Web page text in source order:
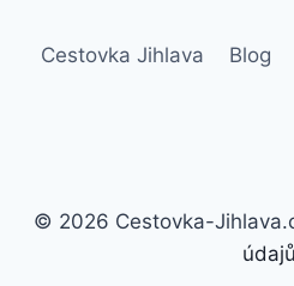
Cestovka Jihlava Blog
© 2026 Cestovka-
údajů